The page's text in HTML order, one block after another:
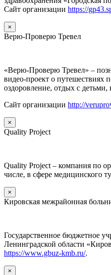
Сайт организации https://
×
Верю-Проверю Тревел
«Верю-Проверю Тревел» –
видео-проект о путешествиях
оздоровление, отдых с
Сайт организации http://
×
Quality Project
Quality Project – компания по
числе, в сфере медицинского
×
Кировская межрайонная
Государственное бюджетное
Ленинградской области
https://www.gbuz-kmb.ru/.
×